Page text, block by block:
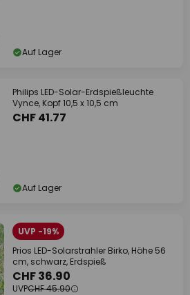
Auf Lager
Philips LED-Solar-Erdspießleuchte
Vynce, Kopf 10,5 x 10,5 cm
CHF 41.77
Auf Lager
UVP -19%
Prios LED-Solarstrahler Birko, Höhe 56
cm, schwarz, Erdspieß
CHF 36.90
UVPCHF 45.90